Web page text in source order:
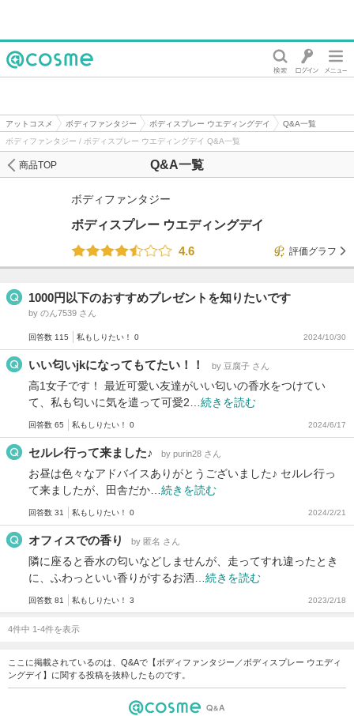
アットコスメ ボディファンタジー ボディスプレー ウエディングデイ
Q&A一覧
ボディファンタジー / ボディスプレー ウエディングデイ Q&A一覧
Q&A一覧
商品TOP
ボディファンタジー
ボディスプレー ウエディングデイ
4.6
評価グラフ
1000円以下のおすすめプレゼントを知りたいです
by のん7539 さん
回答数 115 私もしりたい！ 0 2024/10/30
いい匂いjkになってもてたい！！ by 豆腐子 さん
高1女子です！ 最近可愛い友達がいい匂いの香水をつけてい
て、私も匂いに気を遣って可愛2… 続きを読む
回答数 65 私もしりたい！ 0 2024/6/17
セルレ行って来ました♪ by purin28 さん
お昼は色々なアドバイスありがとうございました♪ セルレ行っ
て来ましたが、田舎だか… 続きを読む
回答数 31 私もしりたい！ 0 2024/2/21
オフィスでの香り by 匿名 さん
隣に座ると香水の匂いなどしませんが、走ってすれ違ったとき
に、ふわっといい香りがするお洒… 続きを読む
回答数 81 私もしりたい！ 3 2023/2/18
4件中 1-4件を表示
ここに掲載されているのは、Q&Aで【ボディファンタジー／ボディスプレー ウエディ
ングデイ】に関する投稿を抜粋したものです。